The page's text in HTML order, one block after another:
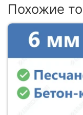
Похожие